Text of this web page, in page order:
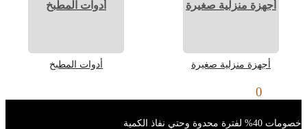
أجهزة منزلية صغيرة
أجهزة منزلية صغيرة
أدوات المطبخ
أدوات المطبخ
0
خصومات 40% لفترة محدوة وحتي نفاذ الكمية